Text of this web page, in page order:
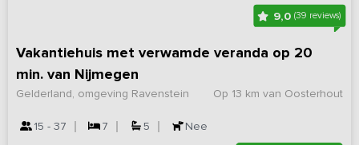
9,0 (39 reviews)
Vakantiehuis met verwamde veranda op 20
min. van Nijmegen
Op 13 km van Oosterhout
Gelderland, omgeving Ravenstein
15 - 37 7 5 Nee